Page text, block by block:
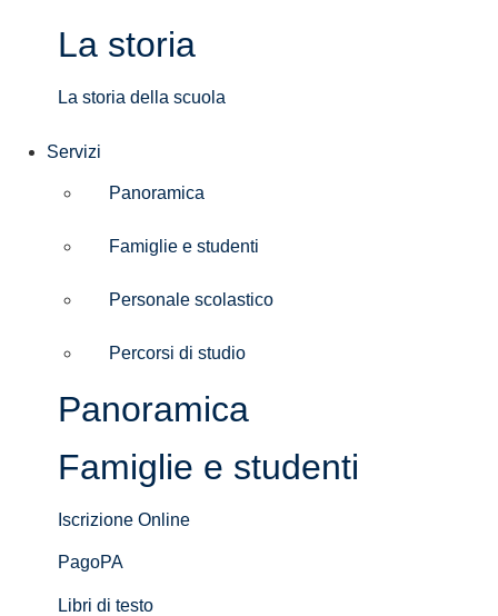
La storia
La storia della scuola
Servizi
Panoramica
Famiglie e studenti
Personale scolastico
Percorsi di studio
Panoramica
Famiglie e studenti
Iscrizione Online
PagoPA
Libri di testo